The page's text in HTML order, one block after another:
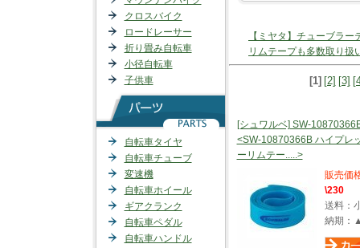
クロスバイク
ロードレーサー
折り畳み自転車
小径自転車
子供車
自転車タイヤ
自転車チューブ
変速機
自転車ホイール
ギアクランク
自転車ペダル
自転車ハンドル
【ミヤタ】チューブラ
リムテープも多数取り扱
[1] [2] [3]
[シュワルベ] SW-
<SW-10870366B ハイプレ
ーリムテー.....>
販売価
\230
送料：
納期：